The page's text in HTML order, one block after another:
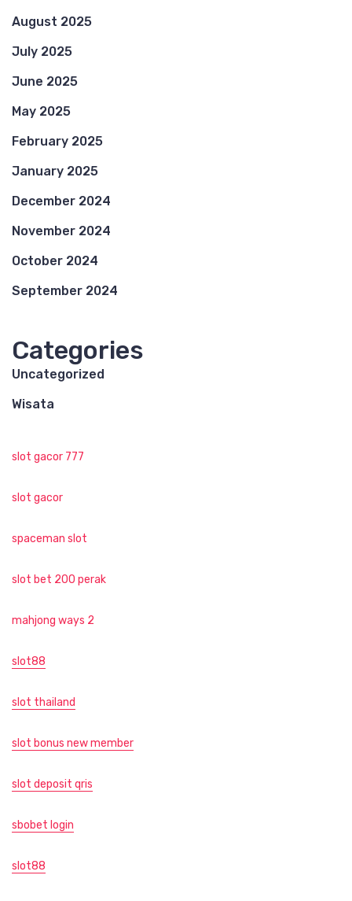
August 2025
July 2025
June 2025
May 2025
February 2025
January 2025
December 2024
November 2024
October 2024
September 2024
Categories
Uncategorized
Wisata
slot gacor 777
slot gacor
spaceman slot
slot bet 200 perak
mahjong ways 2
slot88
slot thailand
slot bonus new member
slot deposit qris
sbobet login
slot88